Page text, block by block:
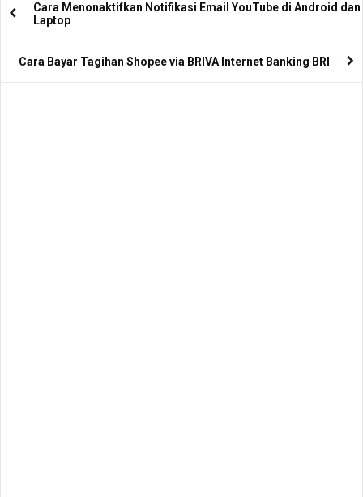
Cara Menonaktifkan Notifikasi Email YouTube di Android dan
Laptop
Cara Bayar Tagihan Shopee via BRIVA Internet Banking BRI